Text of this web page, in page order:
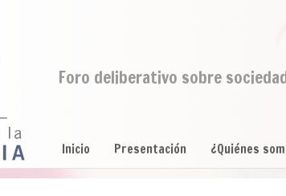
Foro deliberativo sobre
Inicio Presentación ¿Quiénes